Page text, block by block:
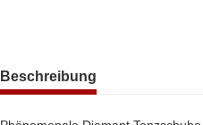
Beschreibung